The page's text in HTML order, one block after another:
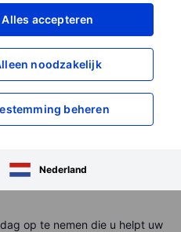
Alles accepteren
noodzakelijk
beheren
Nederland
beslissingen te verminderen.
op te nemen die u helpt uw